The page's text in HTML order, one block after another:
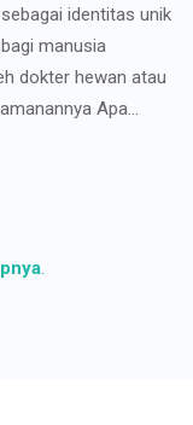
identitas unik
manusia
dokter hewan atau
Apa...